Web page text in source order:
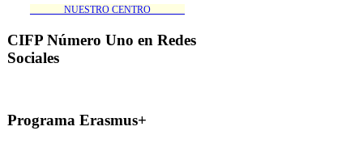
_______NUESTRO CENTRO_______
CIFP Número Uno en Redes
Sociales
Programa Erasmus+